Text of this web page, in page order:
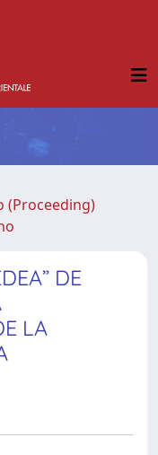
(Proceeding)
DE
LA